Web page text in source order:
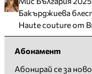
Бакърджиева
Haute couture от
Абонамент
Абонирай се за